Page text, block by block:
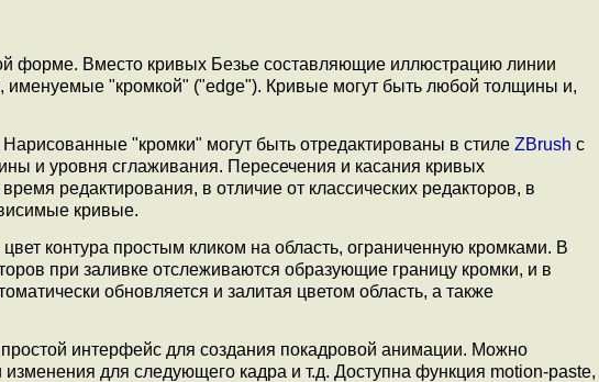
форме. Вместо кривых Безье составляющие иллюстрацию линии
"кромкой" ("edge"). Кривые могут быть любой толщины и,
"кромки" могут быть отредактированы в стиле ZBrush с
и уровня сглаживания. Пересечения и касания кривых
редактирования, в отличие от классических редакторов, в
кривые.
контура простым кликом на область, ограниченную кромками. В
при заливке отслеживаются образующие границу кромки, и в
обновляется и залитая цветом область, а также
интерфейс для создания покадровой анимации. Можно
изменения для следующего кадра и т.д. Доступна функция motion-paste,